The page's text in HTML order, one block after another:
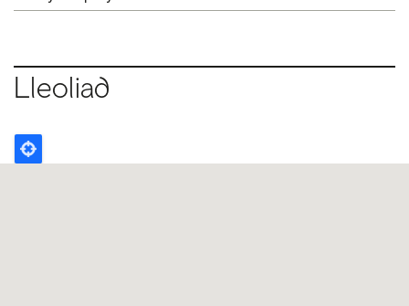
Lleoliad